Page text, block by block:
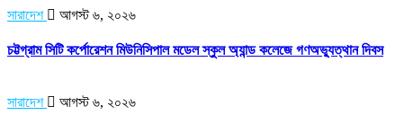
সারাদেশ আগস্ট ৬, ২০২৬
চট্টগ্রাম সিটি কর্পোরেশন মিউনিসিপাল মডেল স্কুল অ্যান্ড কলেজে গণঅভ্যুত্থান দিবস
সারাদেশ আগস্ট ৬, ২০২৬